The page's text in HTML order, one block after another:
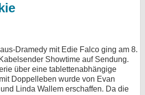
Dramedy mit Edie Falco ging am 8.
Showtime auf Sendung.
über eine tablettenabhängige
Doppelleben wurde von Evan
Linda Wallem erschaffen. Da die
Specials
SERVICE
Gewinnspiele